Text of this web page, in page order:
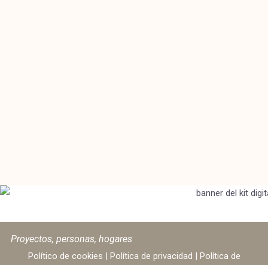
Proyectos, personas, hogares
Político de cookies | Política de privacidad | Política de